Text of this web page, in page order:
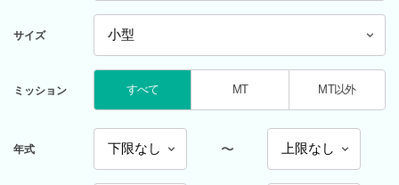
サイズ
ミッション すべて MT MT以外
年式 〜